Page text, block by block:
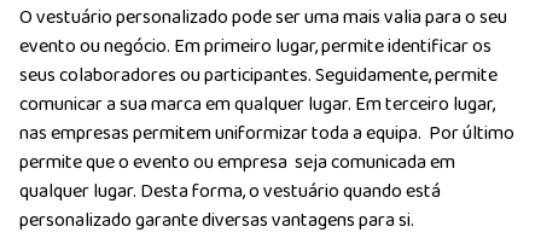
O vestuário personalizado pode ser uma mais valia para o seu
evento ou negócio. Em primeiro lugar, permite identificar os
seus colaboradores ou participantes. Seguidamente, permite
comunicar a sua marca em qualquer lugar. Em terceiro lugar,
nas empresas permitem uniformizar toda a equipa. Por último
permite que o evento ou empresa seja comunicada em
qualquer lugar. Desta forma, o vestuário quando está
personalizado garante diversas vantagens para si.